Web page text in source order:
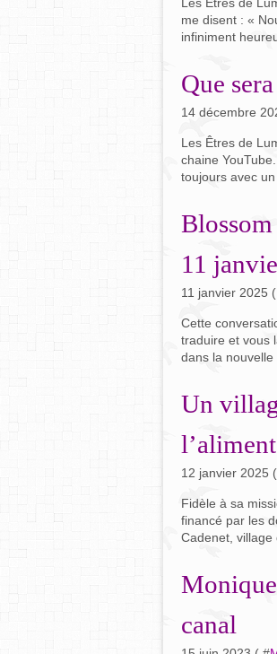
me disent : «
infiniment
Que
14 décembre
Les Êtres de
chaine
toujours avec
11
11 janvier 2025
Cette
traduire et vous
dans la nouvelle
Un
12 janvier 2025
Fidèle à sa
financé par les
Cadenet, village
canal